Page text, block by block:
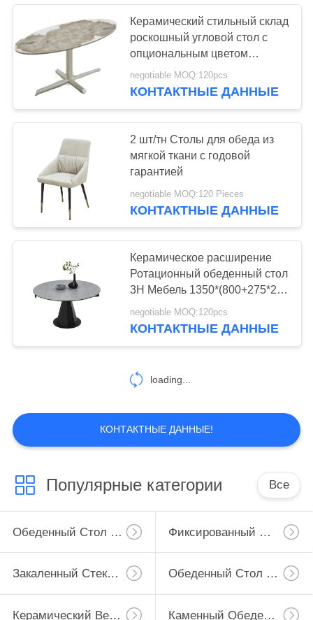
Художественные
журнальные столы
53
Стильная угловая
таблица
таблица консоли
Обитая ткань
обедающ стулья
138
Керамический стильный склад
роскошный угловой стол с
опциональным цветом
945*450*470 мм
negotiable MOQ:120pcs
КОНТАКТНЫЕ ДАННЫЕ
2 шт/тн Столы для обеда из
мягкой ткани с годовой
гарантией
negotiable MOQ:120 Pieces
КОНТАКТНЫЕ ДАННЫЕ
Керамическое расширение
Ротационный обеденный стол
3H Мебель 1350*(800+275*2)
*750мм
negotiable MOQ:120pcs
КОНТАКТНЫЕ ДАННЫЕ
loading...
КОНТАКТНЫЕ ДАННЫЕ!
Популярные категории Все
Обеденный Стол Расширения Фиксированный Обеденный Стол
Закаленный Стеклянный Обеденный Стол Обеденный Стол ХПЛ
Керамический Верхний Обеденный Стол Каменный Обеденный Стол Взгляда